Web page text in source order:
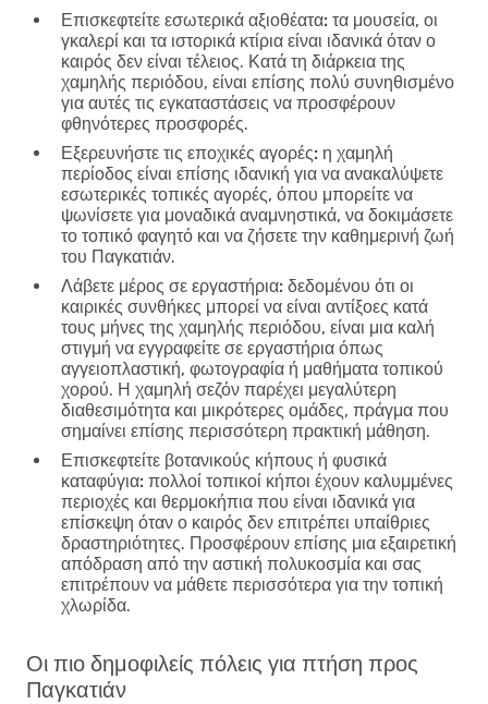
Επισκεφτείτε εσωτερικά αξιοθέατα: τα μουσεία, οι
γκαλερί και τα ιστορικά κτίρια είναι ιδανικά όταν ο
καιρός δεν είναι τέλειος. Κατά τη διάρκεια της
χαμηλής περιόδου, είναι επίσης πολύ συνηθισμένο
για αυτές τις εγκαταστάσεις να προσφέρουν
φθηνότερες προσφορές.
Εξερευνήστε τις εποχικές αγορές: η χαμηλή
περίοδος είναι επίσης ιδανική για να ανακαλύψετε
εσωτερικές τοπικές αγορές, όπου μπορείτε να
ψωνίσετε για μοναδικά αναμνηστικά, να δοκιμάσετε
το τοπικό φαγητό και να ζήσετε την καθημερινή ζωή
του Παγκατιάν.
Λάβετε μέρος σε εργαστήρια: δεδομένου ότι οι
καιρικές συνθήκες μπορεί να είναι αντίξοες κατά
τους μήνες της χαμηλής περιόδου, είναι μια καλή
στιγμή να εγγραφείτε σε εργαστήρια όπως
αγγειοπλαστική, φωτογραφία ή μαθήματα τοπικού
χορού. Η χαμηλή σεζόν παρέχει μεγαλύτερη
διαθεσιμότητα και μικρότερες ομάδες, πράγμα που
σημαίνει επίσης περισσότερη πρακτική μάθηση.
Επισκεφτείτε βοτανικούς κήπους ή φυσικά
καταφύγια: πολλοί τοπικοί κήποι έχουν καλυμμένες
περιοχές και θερμοκήπια που είναι ιδανικά για
επίσκεψη όταν ο καιρός δεν επιτρέπει υπαίθριες
δραστηριότητες. Προσφέρουν επίσης μια εξαιρετική
απόδραση από την αστική πολυκοσμία και σας
επιτρέπουν να μάθετε περισσότερα για την τοπική
χλωρίδα.
Οι πιο δημοφιλείς πόλεις για πτήση προς
Παγκατιάν